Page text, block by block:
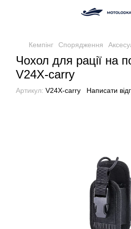
Кемпінг Спорядження
Чохол для рації на
V24X-carry
Артикул: V24X-carry Написати